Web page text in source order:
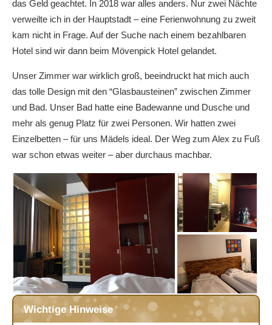
das Geld geachtet. In 2018 war alles anders. Nur zwei Nächte
verweilte ich in der Hauptstadt – eine Ferienwohnung zu zweit
kam nicht in Frage. Auf der Suche nach einem bezahlbaren
Hotel sind wir dann beim Mövenpick Hotel gelandet.
Unser Zimmer war wirklich groß, beeindruckt hat mich auch
das tolle Design mit den “Glasbausteinen” zwischen Zimmer
und Bad. Unser Bad hatte eine Badewanne und Dusche und
mehr als genug Platz für zwei Personen. Wir hatten zwei
Einzelbetten – für uns Mädels ideal. Der Weg zum Alex zu Fuß
war schon etwas weiter – aber durchaus machbar.
Wichtige Hinweise